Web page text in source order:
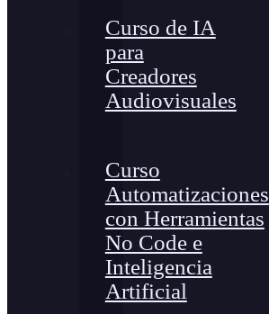
Curso de IA
para
Creadores
Audiovisuales
Curso
Automatizaciones
con Herramientas
No Code e
Inteligencia
Artificial